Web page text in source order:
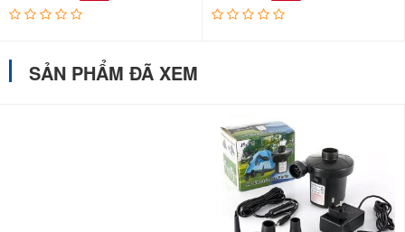
SẢN PHẨM ĐÃ XEM